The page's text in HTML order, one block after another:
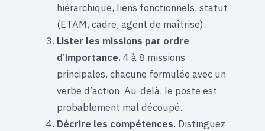
hiérarchique, liens fonctionnels, statut
(ETAM, cadre, agent de maîtrise).
Lister les missions par ordre
d’importance.4 à 8 missions
principales, chacune formulée avec un
verbe d’action. Au-delà, le poste est
probablement mal découpé.
Décrire les compétences. Distinguez